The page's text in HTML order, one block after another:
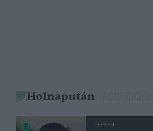
Holnapután